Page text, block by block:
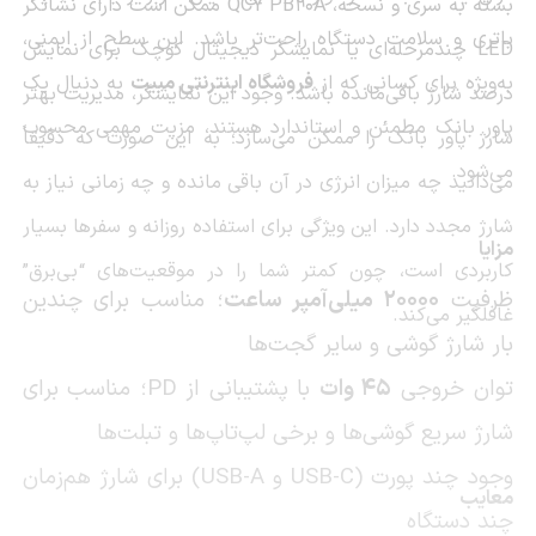
باتری و سلامت دستگاه راحت‌تر باشد. این سطح از ایمنی،
به‌ویژه برای کسانی که ازفروشگاه اینترنتی مبیت به دنبال یک
پاور بانک مطمئن و استاندارد هستند، مزیت مهمی محسوب
می‌شود.
بسته به سری و نسخه، QCY PB20A ممکن است دارای نشانگر
LED چندمرحله‌ای یا نمایشگر دیجیتال کوچک برای نمایش
درصد شارژ باقی‌مانده باشد. وجود این نمایشگر، مدیریت بهتر
شارژ پاور بانک را ممکن می‌سازد؛ به این صورت که دقیقاً
می‌دانید چه میزان انرژی در آن باقی مانده و چه زمانی نیاز به
شارژ مجدد دارد. این ویژگی برای استفاده روزانه و سفرها بسیار
کاربردی است، چون کمتر شما را در موقعیت‌های “بی‌برق”
غافلگیر می‌کند.
مزایا
ظرفیت ۲۰۰۰۰ میلی‌آمپر ساعت
؛ مناسب برای چندین
بار شارژ گوشی و سایر گجت‌ها
توان خروجی ۴۵ وات
با پشتیبانی از PD؛ مناسب برای
شارژ سریع گوشی‌ها و برخی لپ‌تاپ‌ها و تبلت‌ها
وجود چند پورت (USB-C و USB-A) برای شارژ هم‌زمان
چند دستگاه
معایب